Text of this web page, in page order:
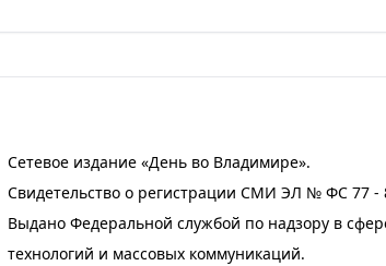
Сетевое издание «День во Владимире».
Свидетельство о регистрации СМИ ЭЛ № ФС 77 -
Выдано Федеральной службой по надзору в
технологий и массовых коммуникаций.